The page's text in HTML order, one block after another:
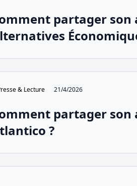
partager
& Lecture 21/4/2026
partager
?